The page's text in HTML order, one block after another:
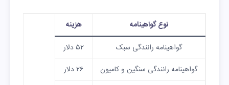
نوع گواهینامه
هزینه
گواهینامه رانندگی سبک
۵۲ دلار
گواهینامه رانندگی سنگین و کامیون
۲۶ دلار